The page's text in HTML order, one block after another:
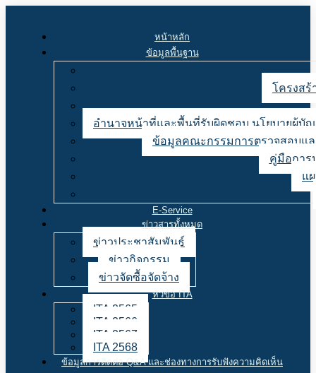
หน้าหลัก
ข้อมูลพื้นฐาน
โครงสร้
อำนาจหน้าที่และพื้นที่รับผิดชอบ นโยบายผู้บั
ข้อมูลคณะกรรมการตรวจสอบแล
คู่มือการ
แ
E-Service
ข่าวสารทั้งหมด
ข่าวประชาสัมพันธ์
ข่าวกิจกรรม
ข่าวจัดซื้อจัดจ้าง
หัวข้อ ITA
ITA 2565
ITA 2566
ITA 2567
ITA 2568
ข้อมูลการติดต่อ Q&A และช่องทางการรับฟังความคิดเห็น